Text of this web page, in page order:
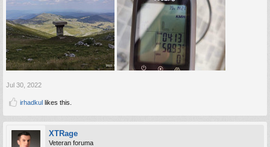
Jul 30, 2022
irhadkul likes this.
XTRage
Veteran foruma